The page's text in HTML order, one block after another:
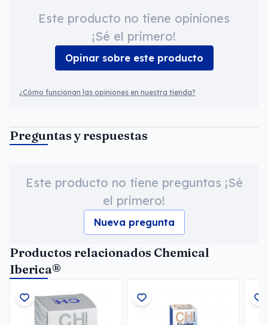
Este producto no tiene opiniones
¡Sé el primero!
Opinar sobre este producto
¿Cómo funcionan las opiniones en nuestra tienda?
Preguntas y respuestas
Este producto no tiene preguntas ¡Sé
el primero!
Nueva pregunta
Productos relacionados Chemical
Iberica®